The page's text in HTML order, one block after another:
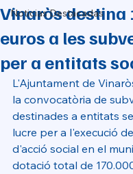
Noticias Destacadas
Vinaròs destina
euros a les
per a entitats
L'Ajuntament de
la convocatòria de
destinades a entitats
lucre per a l'execució
d'acció social en el
dotació total de